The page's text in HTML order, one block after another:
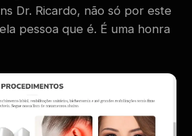
Dr. Ricardo, não só por este
pessoa que é. É uma honra